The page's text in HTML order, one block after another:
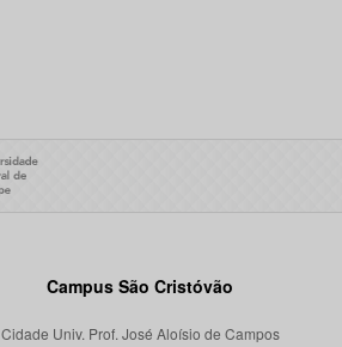
Campus São Cristóvão
Cidade Univ. Prof. José Aloísio de Campos